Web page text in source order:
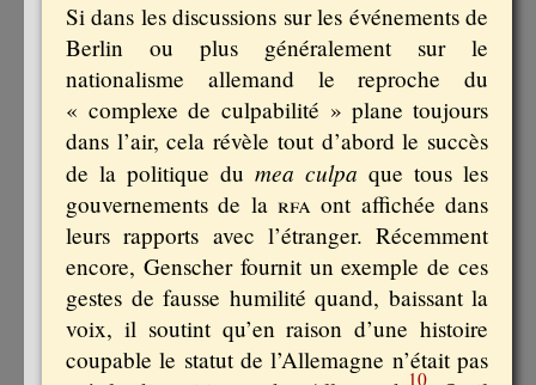
Si dans les discussions sur les événements de
Berlin ou plus généralement sur le
nationalisme allemand le reproche du
« complexe de culpabilité » plane toujours
dans l’air, cela révèle tout d’abord le succès
de la politique du mea culpa que tous les
gouvernements de la rfa ont affichée dans
leurs rapports avec l’étranger. Récemment
encore, Genscher fournit un exemple de ces
gestes de fausse humilité quand, baissant la
voix, il soutint qu’en raison d’une histoire
coupable le statut de l’Allemagne n’était pas
10